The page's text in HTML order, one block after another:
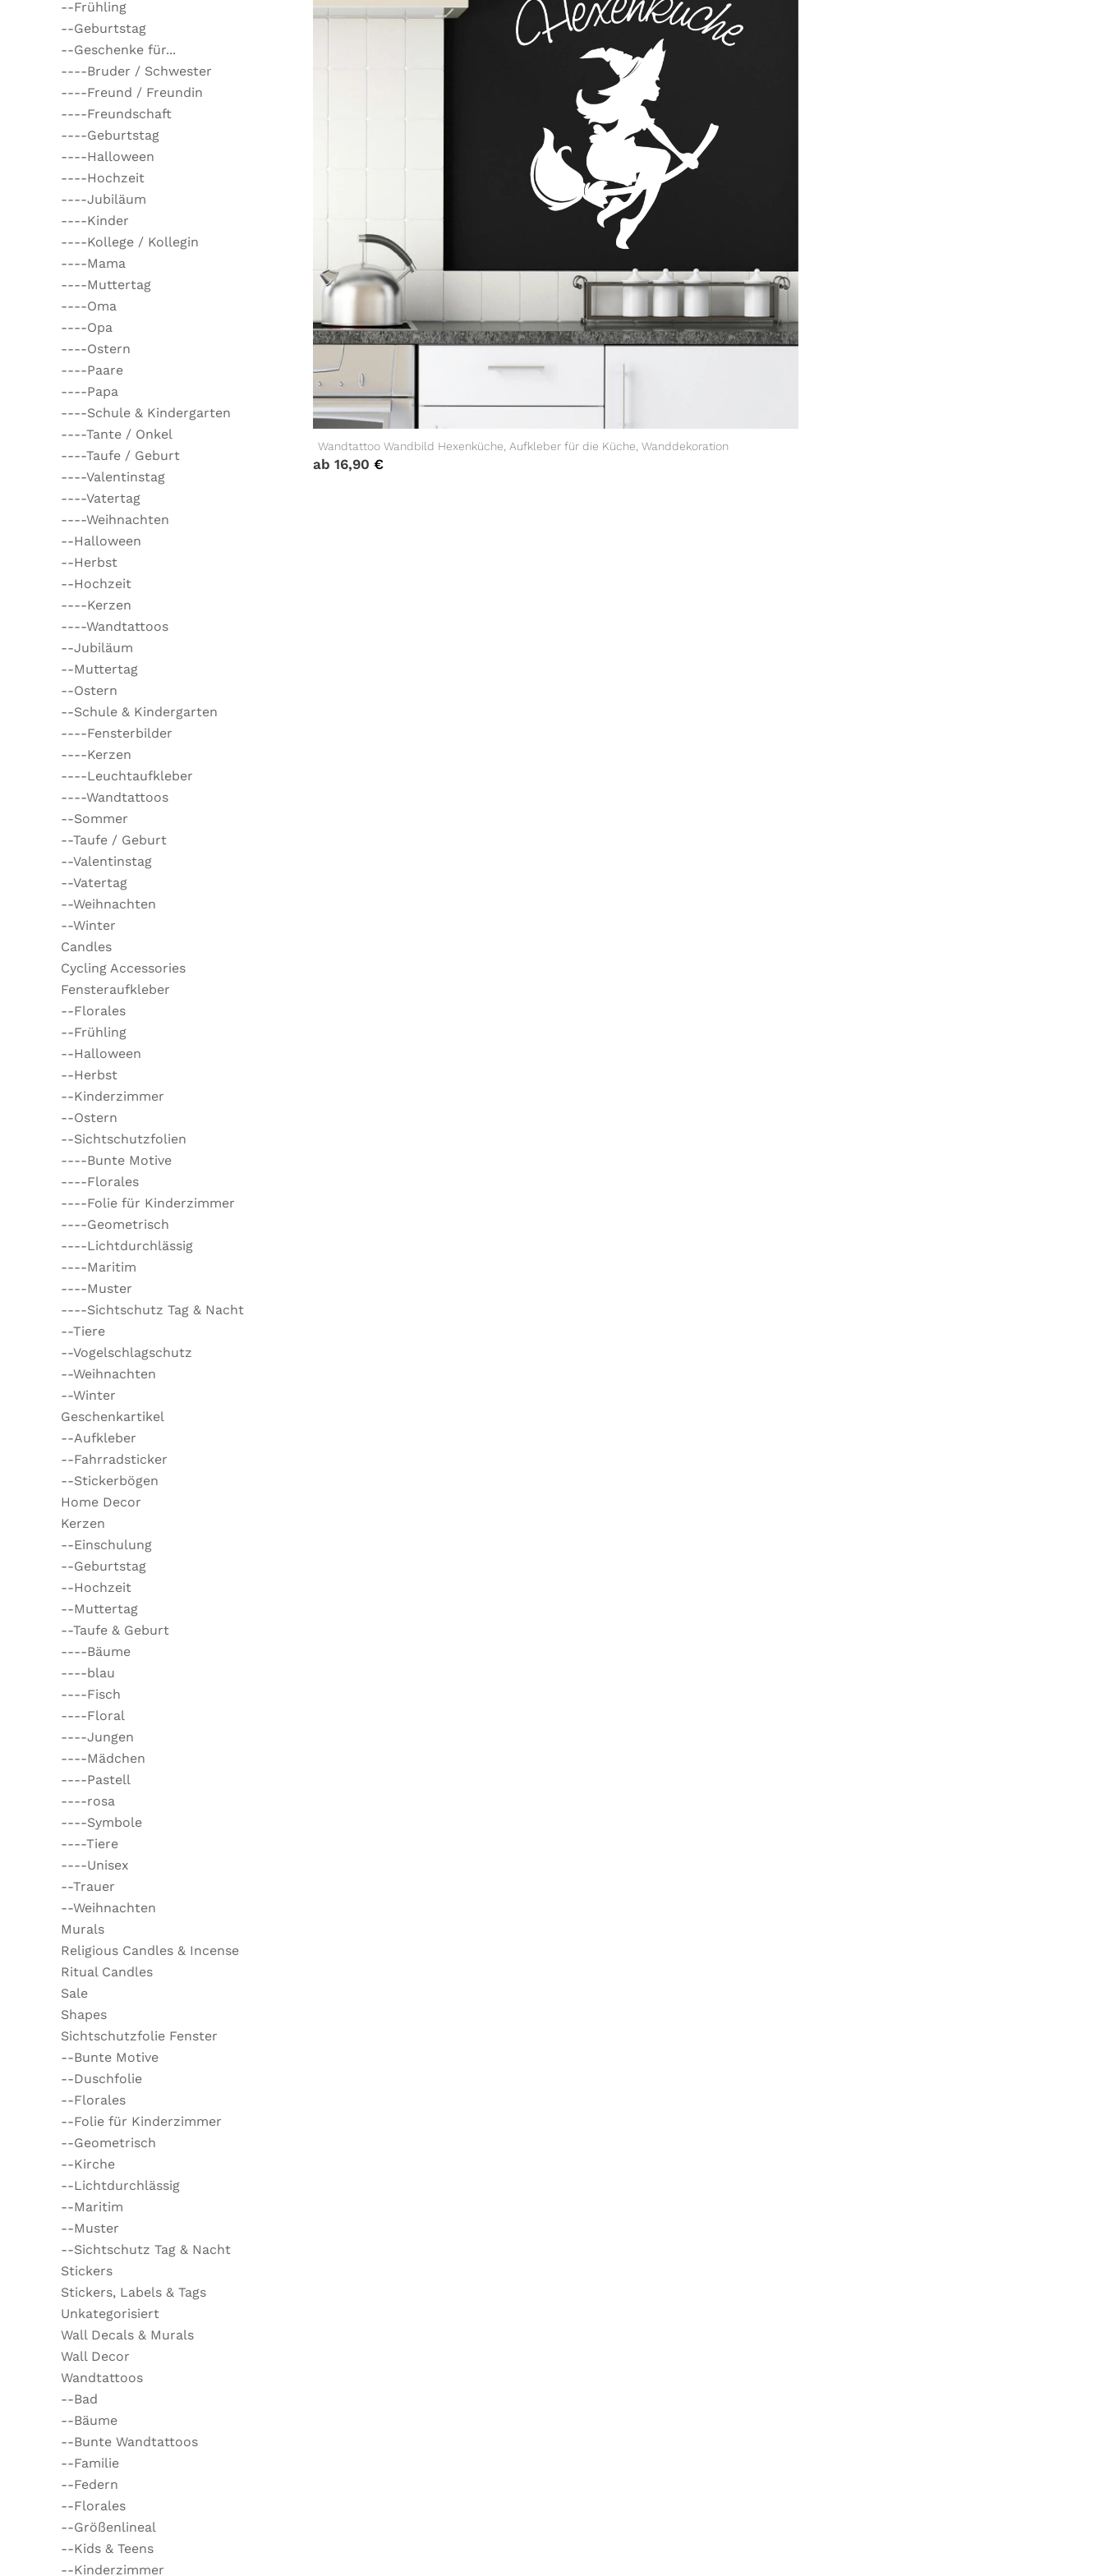
--Frühling
--Geburtstag
--Geschenke für...
----Bruder / Schwester
----Freund / Freundin
----Freundschaft
----Geburtstag
----Halloween
----Hochzeit
----Jubiläum
----Kinder
----Kollege / Kollegin
----Mama
----Muttertag
----Oma
----Opa
----Ostern
----Paare
----Papa
----Schule & Kindergarten
----Tante / Onkel
----Taufe / Geburt
----Valentinstag
----Vatertag
----Weihnachten
--Halloween
--Herbst
--Hochzeit
----Kerzen
----Wandtattoos
--Jubiläum
--Muttertag
--Ostern
--Schule & Kindergarten
----Fensterbilder
----Kerzen
----Leuchtaufkleber
----Wandtattoos
--Sommer
--Taufe / Geburt
--Valentinstag
--Vatertag
--Weihnachten
--Winter
Candles
Cycling Accessories
Fensteraufkleber
--Florales
--Frühling
--Halloween
--Herbst
--Kinderzimmer
--Ostern
--Sichtschutzfolien
----Bunte Motive
----Florales
----Folie für Kinderzimmer
----Geometrisch
----Lichtdurchlässig
----Maritim
----Muster
----Sichtschutz Tag & Nacht
--Tiere
--Vogelschlagschutz
--Weihnachten
--Winter
Geschenkartikel
--Aufkleber
--Fahrradsticker
--Stickerbögen
Home Decor
Kerzen
--Einschulung
--Geburtstag
--Hochzeit
--Muttertag
--Taufe & Geburt
----Bäume
----blau
----Fisch
----Floral
----Jungen
----Mädchen
----Pastell
----rosa
----Symbole
----Tiere
----Unisex
--Trauer
--Weihnachten
Murals
Religious Candles & Incense
Ritual Candles
Sale
Shapes
Sichtschutzfolie Fenster
--Bunte Motive
--Duschfolie
--Florales
--Folie für Kinderzimmer
--Geometrisch
--Kirche
--Lichtdurchlässig
--Maritim
--Muster
--Sichtschutz Tag & Nacht
Stickers
Stickers, Labels & Tags
Unkategorisiert
Wall Decals & Murals
Wall Decor
Wandtattoos
--Bad
--Bäume
--Bunte Wandtattoos
--Familie
--Federn
--Florales
--Größenlineal
--Kids & Teens
--Kinderzimmer
Wandtattoo Wandbild Hexenküche, Aufkleber für die Küche, Wanddekoration
ab 16,90 €